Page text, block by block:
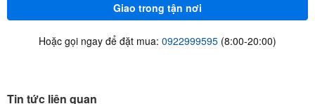
Giao trong tận nơi
Hoặc gọi ngay để đặt mua: 0922999595 (8:00-20:00)
Tin tức liên quan